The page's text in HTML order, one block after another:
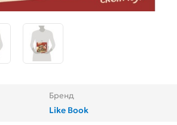
Бренд
Like Book